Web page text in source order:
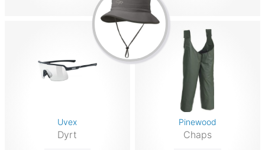
Uvex
Dyrt
Pinewood
Chaps